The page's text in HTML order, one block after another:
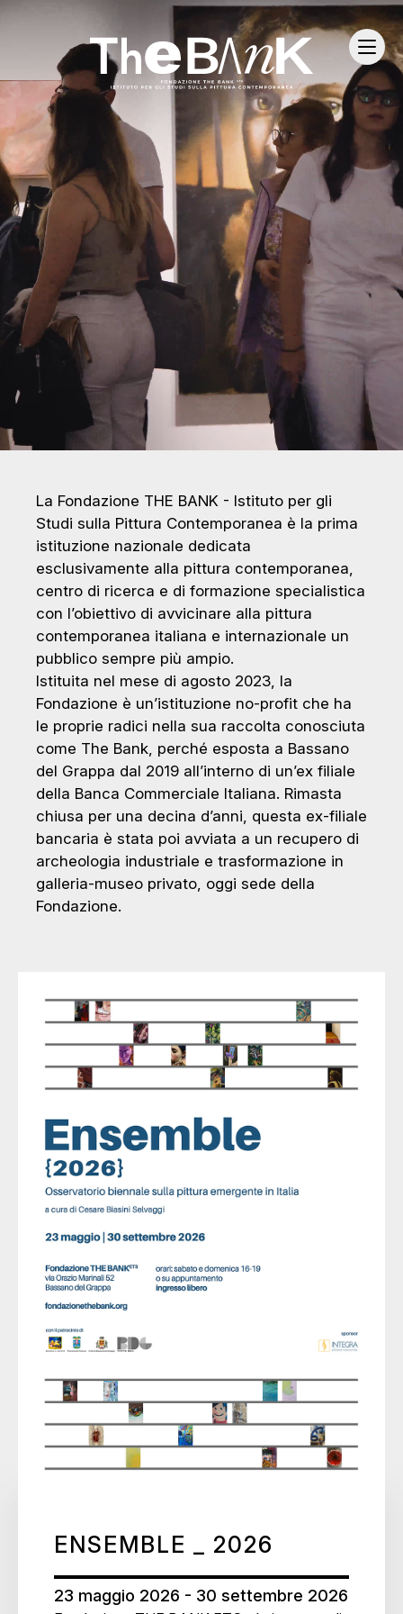
La Fondazione THE BANK - Istituto per gli
Studi sulla Pittura Contemporanea è la prima
istituzione nazionale dedicata
esclusivamente alla pittura contemporanea,
centro di ricerca e di formazione specialistica
con l’obiettivo di avvicinare alla pittura
contemporanea italiana e internazionale un
pubblico sempre più ampio.
Istituita nel mese di agosto 2023, la
Fondazione è un’istituzione no-profit che ha
le proprie radici nella sua raccolta conosciuta
come The Bank, perché esposta a Bassano
del Grappa dal 2019 all’interno di un’ex filiale
della Banca Commerciale Italiana. Rimasta
chiusa per una decina d’anni, questa ex-filiale
bancaria è stata poi avviata a un recupero di
archeologia industriale e trasformazione in
galleria-museo privato, oggi sede della
Fondazione.
ENSEMBLE _ 2026
23 maggio 2026 - 30 settembre 2026